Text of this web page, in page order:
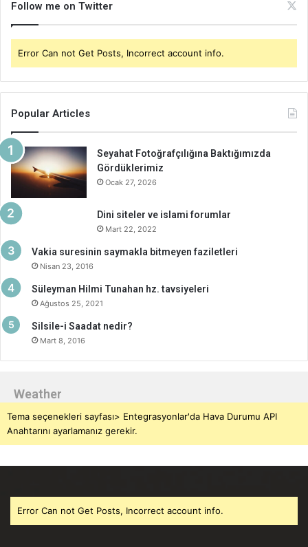
Follow me on Twitter
Error Can not Get Posts, Incorrect account info.
Popular Articles
Seyahat Fotoğrafçılığına Baktığımızda
Gördüklerimiz
Ocak 27, 2026
Dini siteler ve islami forumlar
Mart 22, 2022
Vakia suresinin saymakla bitmeyen faziletleri
Nisan 23, 2016
Süleyman Hilmi Tunahan hz. tavsiyeleri
Ağustos 25, 2021
Silsile-i Saadat nedir?
Mart 8, 2016
Weather
Tema seçenekleri sayfası> Entegrasyonlar'da Hava Durumu API
Anahtarını ayarlamanız gerekir.
Error Can not Get Posts, Incorrect account info.